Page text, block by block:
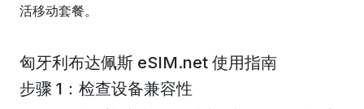
活移动套餐。
匈牙利布达佩斯 eSIM.net 使用指南
步骤 1：检查设备兼容性